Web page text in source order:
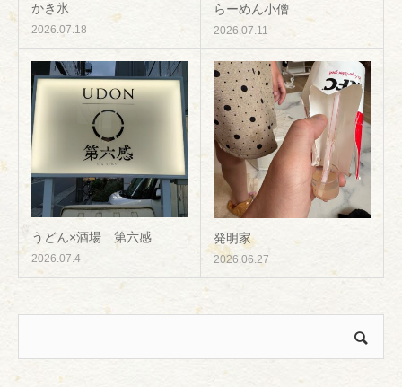
かき氷
2026.07.18
らーめん小僧
2026.07.11
うどん×酒場 第六感
2026.07.4
発明家
2026.06.27